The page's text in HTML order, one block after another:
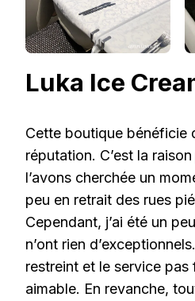
Luka Ice
Cette boutique bénéficie
réputation. C’est la
l’avons cherchée un
peu en retrait des rues
Cependant, j’ai été un
n’ont rien
restreint et le service pas
aimable. En revanche,